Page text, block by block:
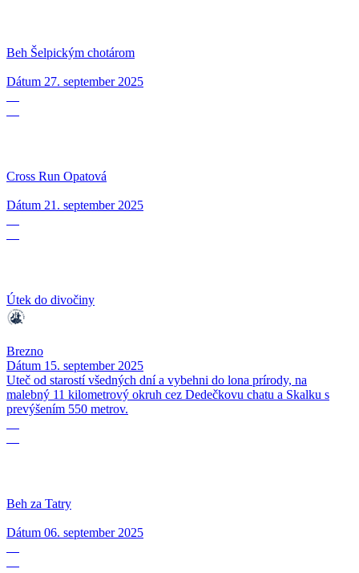
Beh Šelpickým chotárom
Dátum 27. september 2025
Cross Run Opatová
Dátum 21. september 2025
Útek do divočiny
Brezno
Dátum 15. september 2025
Uteč od starostí všedných dní a vybehni do lona prírody, na
malebný 11 kilometrový okruh cez Dedečkovu chatu a Skalku s
prevýšením 550 metrov.
Beh za Tatry
Dátum 06. september 2025